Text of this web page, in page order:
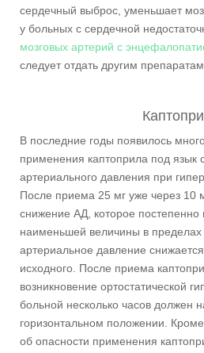
сердечный выброс, уменьшает
у больных с сердечной
мозговых артерий с
следует отдать другим
В последние годы появилось
применения каптоприла под язык
артериального давления при
После приема 25 мг уже через 10
снижение АД, которое постепенно
наименьшей величины в
артериальное давление
исходного. После приема
возникновение ортостатической
больной несколько часов должен
горизонтальном положении.
об опасности применения